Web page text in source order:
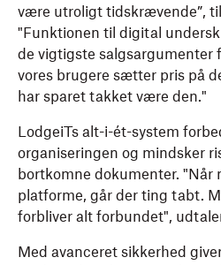
være utroligt tidskrævende”,
"Funktionen til digital
de vigtigste salgsargumenter
vores brugere sætter pris på
har sparet takket være den."
LodgeiTs alt-i-ét-system
organiseringen og mindsker
bortkomne dokumenter. "Når
platforme, går der ting tabt.
forbliver alt forbundet",
Med avanceret sikkerhed